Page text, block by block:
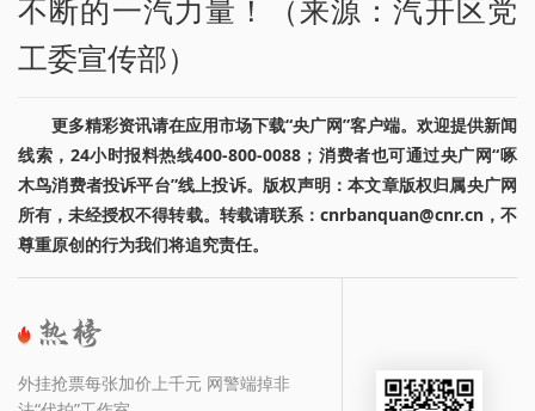
不断的一汽力量！（来源：汽开区党
工委宣传部）
更多精彩资讯请在应用市场下载“央广网”客户端。欢迎提供新闻
线索，24小时报料热线400-800-0088；消费者也可通过央广网“啄
木鸟消费者投诉平台”线上投诉。版权声明：本文章版权归属央广网
所有，未经授权不得转载。转载请联系：cnrbanquan@cnr.cn，不
尊重原创的行为我们将追究责任。
外挂抢票每张加价上千元 网警端掉非